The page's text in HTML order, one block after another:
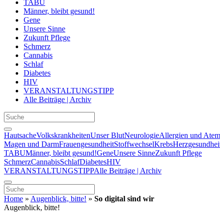
TABU
Männer, bleibt gesund!
Gene
Unsere Sinne
Zukunft Pflege
Schmerz
Cannabis
Schlaf
Diabetes
HIV
VERANSTALTUNGSTIPP
Alle Beiträge | Archiv
HautsacheVolkskrankheitenUnser BlutNeurologieAllergien und
Magen und DarmFrauengesundheitStoffwechselKrebs
TABUMänner, bleibt gesund!GeneUnsere SinneZukunft Pflege
SchmerzCannabisSchlafDiabetesHIV
VERANSTALTUNGSTIPPAlle Beiträge | Archiv
Home » Augenblick, bitte! » So digital sind wir
Augenblick, bitte!